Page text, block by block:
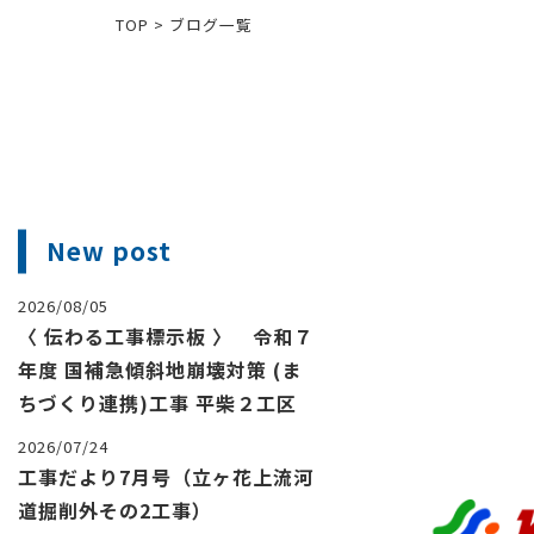
TOP > ブログ一覧
New post
2026/08/05
〈 伝わる工事標示板 〉 令和７
年度 国補急傾斜地崩壊対策 (ま
ちづくり連携)工事 平柴２工区
2026/07/24
工事だより7月号（立ヶ花上流河
道掘削外その2工事）